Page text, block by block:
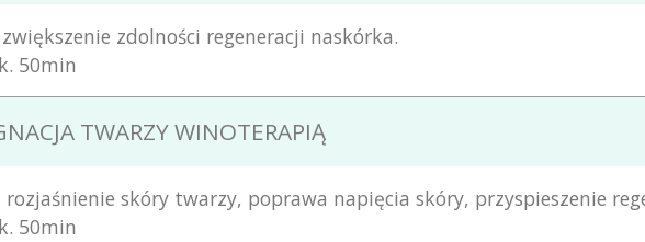
zdolności regeneracji naskórka.
50min
TWARZY WINOTERAPIĄ
skóry twarzy, poprawa napięcia skóry, przyspieszenie
50min